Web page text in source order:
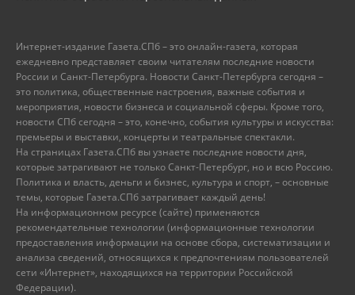
Интернет-издание Газета.СПб – это онлайн-газета, которая
ежедневно представляет своим читателям последние новости
России и Санкт-Петербурга. Новости Санкт-Петербурга сегодня –
это политика, общественные настроения, важные события и
мероприятия, новости бизнеса и социальной сферы. Кроме того,
новости СПб сегодня – это, конечно, события культуры и искусства:
премьеры и выставки, концерты и театральные спектакли.
На страницах Газета.СПб вы узнаете последние новости дня,
которые затрагивают не только Санкт-Петербург, но и всю Россию.
Политика и власть, деньги и бизнес, культура и спорт, – основные
темы, которые Газета.СПб затрагивает каждый день!
На информационном ресурсе (сайте) применяются
рекомендательные технологии (информационные технологии
предоставления информации на основе сбора, систематизации и
анализа сведений, относящихся к предпочтениям пользователей
сети «Интернет», находящихся на территории Российской
Федерации).